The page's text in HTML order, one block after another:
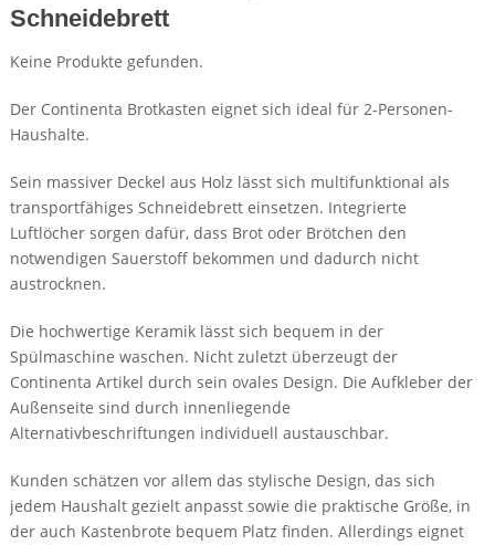
Schneidebrett
Keine Produkte gefunden.
Der Continenta Brotkasten eignet sich ideal für 2-Personen-
Haushalte.
Sein massiver Deckel aus Holz lässt sich multifunktional als
transportfähiges Schneidebrett einsetzen. Integrierte
Luftlöcher sorgen dafür, dass Brot oder Brötchen den
notwendigen Sauerstoff bekommen und dadurch nicht
austrocknen.
Die hochwertige Keramik lässt sich bequem in der
Spülmaschine waschen. Nicht zuletzt überzeugt der
Continenta Artikel durch sein ovales Design. Die Aufkleber der
Außenseite sind durch innenliegende
Alternativbeschriftungen individuell austauschbar.
Kunden schätzen vor allem das stylische Design, das sich
jedem Haushalt gezielt anpasst sowie die praktische Größe, in
der auch Kastenbrote bequem Platz finden. Allerdings eignet